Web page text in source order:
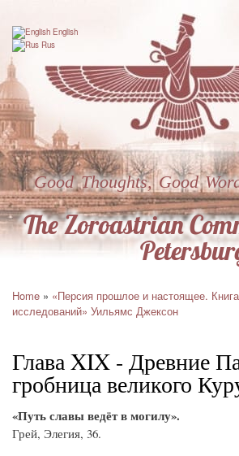
Skip
to
main
content
The Zoroastrian
Good Thoughts, Good
English
Rus
Breadcrumb
Home
«Персия прошлое и настоящее.
исследований» Уильямс Джексон
Глава XIX - Древние
гробница великого
«Путь славы ведёт в могилу».
Грей, Элегия, 36.